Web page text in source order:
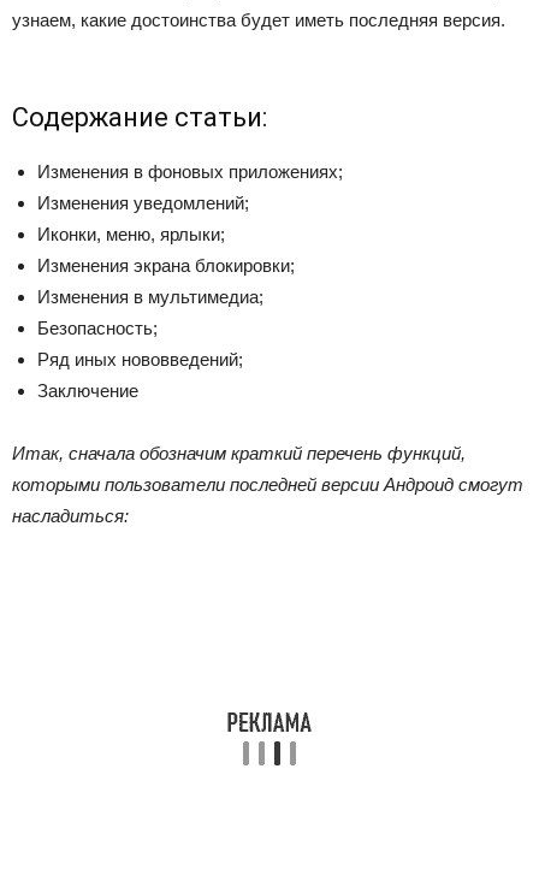
узнаем, какие достоинства будет иметь последняя версия.
Содержание статьи:
Изменения в фоновых приложениях;
Изменения уведомлений;
Иконки, меню, ярлыки;
Изменения экрана блокировки;
Изменения в мультимедиа;
Безопасность;
Ряд иных нововведений;
Заключение
Итак, сначала обозначим краткий перечень функций,
которыми пользователи последней версии Андроид смогут
насладиться: